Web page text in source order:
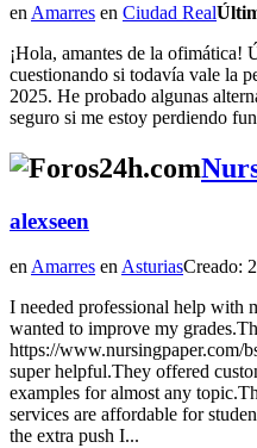
en Amarres en Ciudad Real
¡Hola, amantes de la ofimática!
cuestionando si todavía vale la
2025. He probado algunas
seguro si me estoy perdiendo
alexseen
en Amarres en AsturiasCreado:
I needed professional help with
wanted to improve my
https://www.nursingpaper.com/
super helpful.They offered
examples for almost any
services are affordable for
the extra push I...